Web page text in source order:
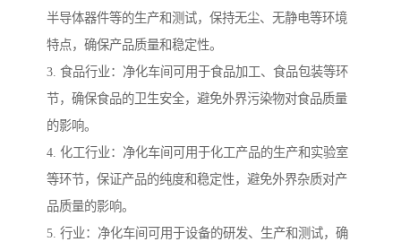
半导体器件等的生产和测试，保持无尘、无静电等环境
特点，确保产品质量和稳定性。
3. 食品行业：净化车间可用于食品加工、食品包装等环
节，确保食品的卫生安全，避免外界污染物对食品质量
的影响。
4. 化工行业：净化车间可用于化工产品的生产和实验室
等环节，保证产品的纯度和稳定性，避免外界杂质对产
品质量的影响。
5. 行业：净化车间可用于设备的研发、生产和测试，确